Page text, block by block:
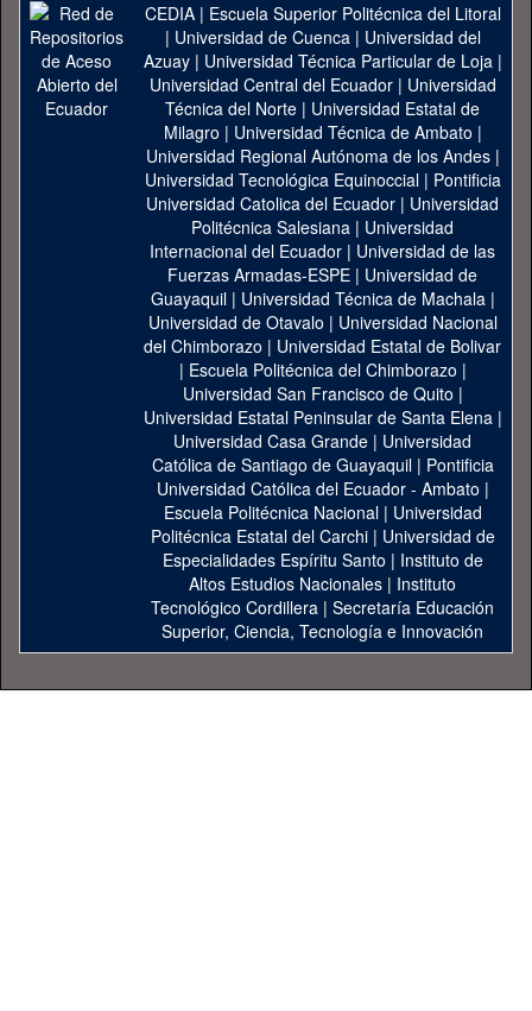
CEDIA| Escuela Superior Politécnica del Litoral
| Universidad de Cuenca| Universidad del
Azuay| Universidad Técnica Particular de Loja|
Universidad Central del Ecuador| Universidad
Técnica del Norte | Universidad Estatal de
Milagro | Universidad Técnica de Ambato |
Universidad Regional Autónoma de los Andes|
Universidad Tecnológica Equinoccial| Pontificia
Universidad Catolica del Ecuador | Universidad
Politécnica Salesiana | Universidad
Internacional del Ecuador | Universidad de las
Fuerzas Armadas-ESPE | Universidad de
Guayaquil| Universidad Técnica de Machala|
Universidad de Otavalo | Universidad Nacional
del Chimborazo | Universidad Estatal de Bolivar
| Escuela Politécnica del Chimborazo |
Universidad San Francisco de Quito |
Universidad Estatal Peninsular de Santa Elena|
Universidad Casa Grande | Universidad
Católica de Santiago de Guayaquil| Pontificia
Universidad Católica del Ecuador - Ambato |
Escuela Politécnica Nacional| Universidad
Politécnica Estatal del Carchi| Universidad de
Especialidades Espíritu Santo | Instituto de
Altos Estudios Nacionales | Instituto
Tecnológico Cordillera | Secretaría Educación
Superior, Ciencia, Tecnología e Innovación